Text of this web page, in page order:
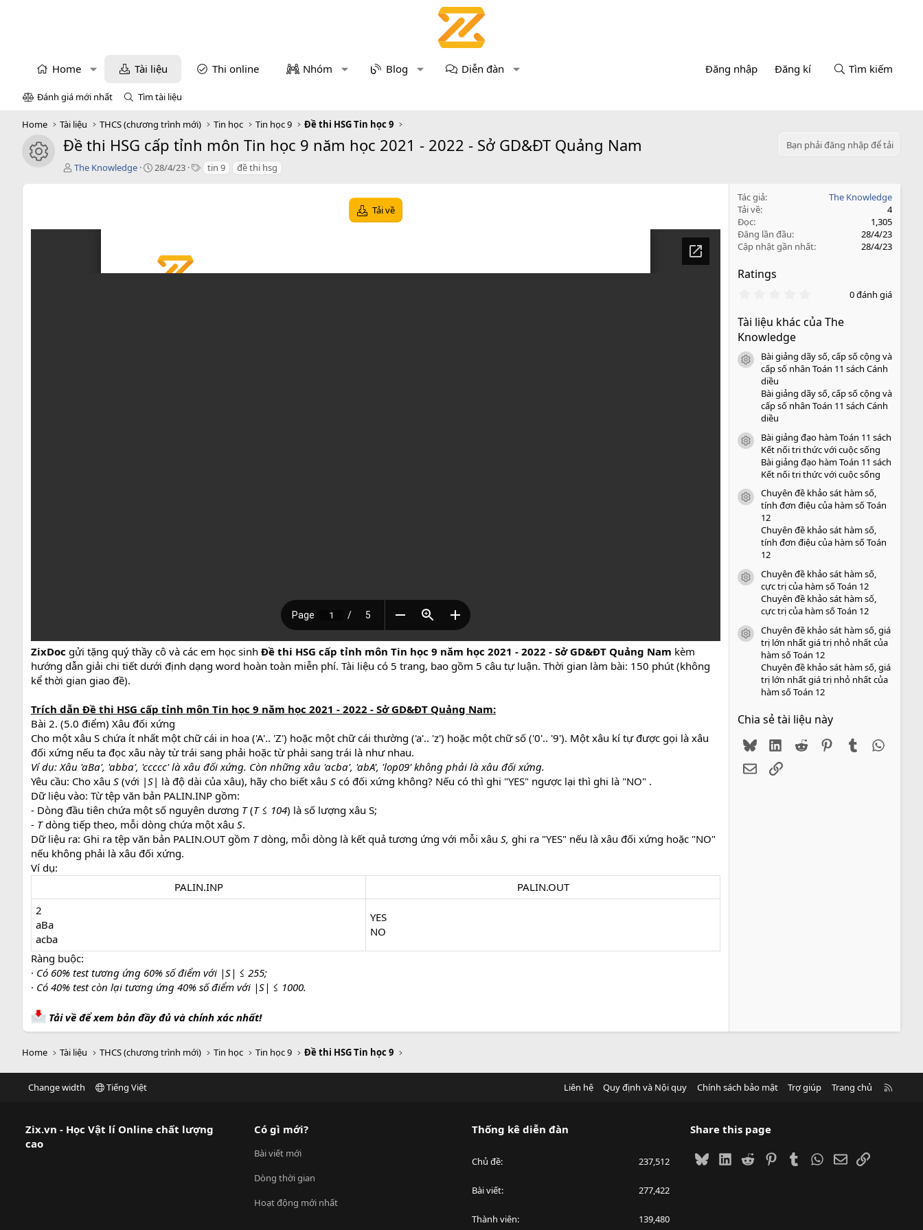
Home Tài liệu Thi online Nhóm Blog Diễn đàn Đăng nhập Đăng kí Tìm kiếm
Đánh giá mới nhất Tìm tài liệu
Home Tài liệu THCS (chương trình mới) Tin học Tin học 9 Đề thi HSG Tin học 9
icon tài liệu
Đề thi HSG cấp tỉnh môn Tin học 9 năm học 2021 - 2022 - Sở GD&ĐT Quảng Nam
Bạn phải đăng nhập để tải
T
ả
The Knowledge
C
d
28/4/23
T tin 9 đề thi hsg
Tải về
ZixDoc gửi tặng quý thầy cô và các em học sinh Đề thi HSG cấp tỉnh môn Tin học 9 năm học 2021 - 2022 - Sở GD&ĐT Quảng Nam kèm
hướng dẫn giải chi tiết dưới định dạng word hoàn toàn miễn phí. Tài liệu có 5 trang, bao gồm 5 câu tự luận. Thời gian làm bài: 150 phút (không
kể thời gian giao đề).
Trích dẫn Đề thi HSG cấp tỉnh môn Tin học 9 năm học 2021 - 2022 - Sở GD&ĐT Quảng Nam:
Bài 2. (5.0 điểm) Xâu đối xứng
Cho một xâu S chứa ít nhất một chữ cái in hoa ('A'.. 'Z') hoặc một chữ cái thường ('a'.. 'z') hoặc một chữ số ('0'.. '9'). Một xâu kí tự được gọi là xâu
đối xứng nếu ta đọc xâu này từ trái sang phải hoặc từ phải sang trái là như nhau.
Ví dụ: Xâu 'aBa', 'abba', 'ccccc' là xâu đối xứng. Còn những xâu 'acba', 'abA', 'lop09' không phải là xâu đối xứng.
Yêu cầu: Cho xâu S (với |S| là độ dài của xâu), hãy cho biết xâu S có đối xứng không? Nếu có thì ghi "YES" ngược lại thì ghi là "NO" .
Dữ liệu vào: Từ tệp văn bản PALIN.INP gồm:
- Dòng đầu tiên chứa một số nguyên dương T(T ≤ 104) là số lượng xâu S;
- Tdòng tiếp theo, mỗi dòng chứa một xâu S.
Dữ liệu ra: Ghi ra tệp văn bản PALIN.OUT gồm Tdòng, mỗi dòng là kết quả tương ứng với mỗi xâu S, ghi ra "YES" nếu là xâu đối xứng hoặc "NO"
nếu không phải là xâu đối xứng.
Ví dụ:
PALIN.INP​
PALIN.OUT​
2
aBa
acba
YES
NO
Ràng buộc:
· Có 60% test tương ứng 60% số điểm với |S| ≤ 255;
· Có 40% test còn lại tương ứng 40% số điểm với |S| ≤ 1000.
Tải về để xem bản đầy đủ và chính xác nhất!
Tác giả
The Knowledge
Tải về
4
Đọc
1,305
Đăng lần đầu
28/4/23
Cập nhật gần nhất
28/4/23
Ratings
0
0
o
0 đánh giá
Tài liệu khác của The
Knowledge
icon tài liệu
Bài giảng dãy số, cấp số cộng và
cấp số nhân Toán 11 sách Cánh
diều
Bài giảng dãy số, cấp số cộng và
cấp số nhân Toán 11 sách Cánh
diều
icon tài liệu
Bài giảng đạo hàm Toán 11 sách
Kết nối tri thức với cuộc sống
Bài giảng đạo hàm Toán 11 sách
Kết nối tri thức với cuộc sống
icon tài liệu
Chuyên đề khảo sát hàm số,
tính đơn điệu của hàm số Toán
12
Chuyên đề khảo sát hàm số,
tính đơn điệu của hàm số Toán
12
icon tài liệu
Chuyên đề khảo sát hàm số,
cực trị của hàm số Toán 12
Chuyên đề khảo sát hàm số,
cực trị của hàm số Toán 12
icon tài liệu
Chuyên đề khảo sát hàm số, giá
trị lớn nhất giá trị nhỏ nhất của
hàm số Toán 12
Chuyên đề khảo sát hàm số, giá
trị lớn nhất giá trị nhỏ nhất của
hàm số Toán 12
Chia sẻ tài liệu này
BlueskyLinkedIn
Reddit PinterestTumblr
EmailLink
Home Tài liệu THCS (chương trình mới) Tin học Tin học 9 Đề thi HSG Tin học 9
Change width Tiếng Việt Liên hệ Quy định và Nội quy Chính sách bảo mật Trợ giúp Trang chủ
Zix.vn - Học Vật lí Online chất lượng
cao
Có gì mới?
Bài viết mới
Dòng thời gian
Hoạt động mới nhất
Thống kê diễn đàn
Chủ đề 237,512
Bài viết 277,422
Thành viên 139,480
Share this page
BlueskyLinkedIn
Reddit PinterestTumblrWhatsApp
EmailLink